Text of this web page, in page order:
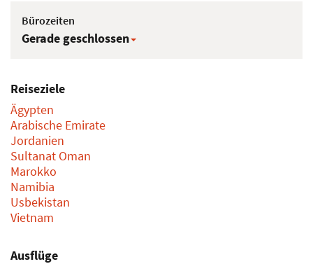
service@dahabtours.de
Kontaktformular
Bürozeiten
Reiseziele
Ägypten
Arabische Emirate
Jordanien
Sultanat Oman
Namibia